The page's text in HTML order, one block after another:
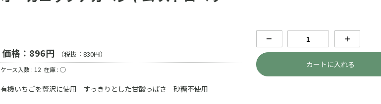
価格：896円 （税抜：830円）
ケース入数 : 12 在庫 : ○
－ ＋
カートに入れる
有機いちごを贅沢に使用 すっきりとした甘酸っぱさ 砂糖不使用